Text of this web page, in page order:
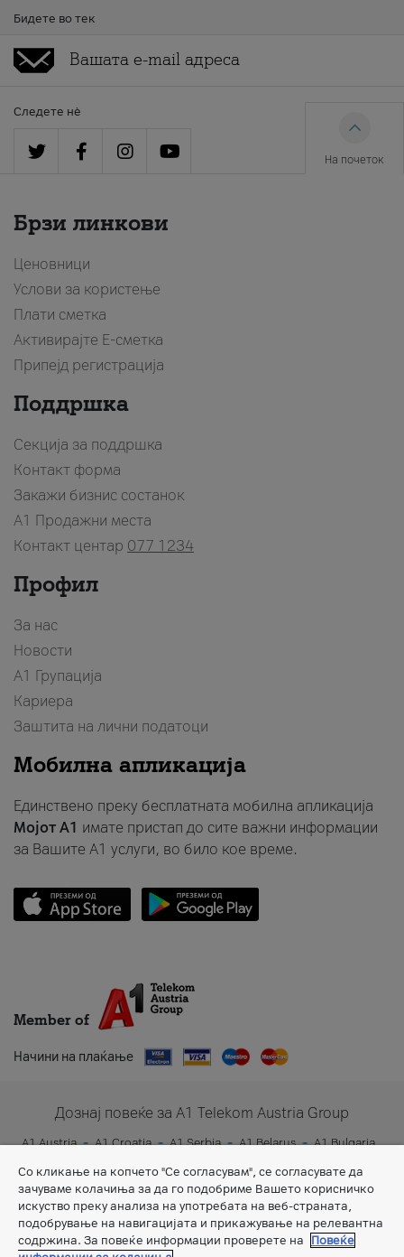
Бидете во тек
Следете нè
На почеток
Брзи линкови
Ценовници
Услови за користење
Плати сметка
Активирајте Е-сметка
Припејд регистрација
Поддршка
Секција за поддршка
Контакт форма
Закажи бизнис состанок
A1 Продажни места
Контакт центар 077 1234
Профил
За нас
Новости
А1 Групација
Кариера
Заштита на лични податоци
Мобилна апликација
Единствено преку бесплатната мобилна апликација
Мојот A1 имате пристап до сите важни информации
за Вашите A1 услуги, во било кое време.
Member of
Начини на плаќање
Дознај повеќе за A1 Telekom Austria Group
A1 Austria A1 Croatia A1 Serbia A1 Belarus
A1 Bulgaria
Со кликање на копчето "Се согласувам", се согласувате да
зачуваме колачиња за да го подобриме Вашето корисничко
искуство преку анализа на употребата на веб-страната,
подобрување на навигацијата и прикажување на релевантна
содржина. За повеќе информации проверете на
Повеќе